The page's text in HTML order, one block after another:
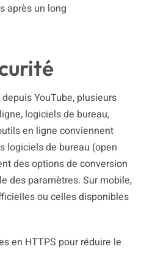
après un long
YouTube, plusieurs
logiciels de bureau,
en ligne conviennent
logiciels de bureau (open
des options de conversion
des paramètres. Sur mobile,
ou celles disponibles
en HTTPS pour réduire le